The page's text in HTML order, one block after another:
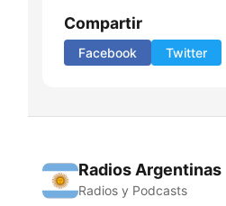
Compartir
Facebook Twitter
Radios Argentinas
Radios y Podcasts